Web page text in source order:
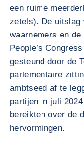
een ruime
zetels). De uitslag
waarnemers en
People’s
gesteund door de
parlementaire
ambtseed af te
partijen in juli
bereikten over de
hervormingen.